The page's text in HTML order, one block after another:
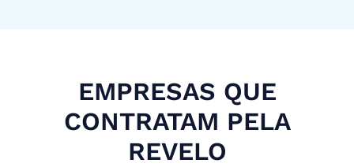
EMPRESAS QUE
CONTRATAM PELA
REVELO